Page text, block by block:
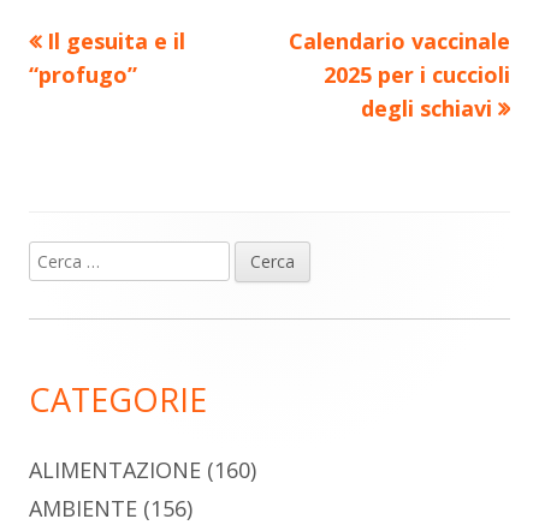
Navigazione
articoli
Precedente
articolo:
Il gesuita e il
“profugo”
Nuovo
articolo:
Calendario vaccinale
2025 per i cuccioli
degli schiavi
Barra
laterale
Ricerca
per:
CATEGORIE
ALIMENTAZIONE (160)
AMBIENTE (156)